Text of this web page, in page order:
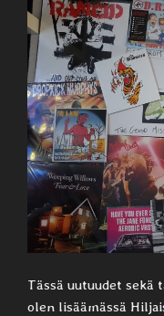
Tässä uutuudet
olen lisäämässä